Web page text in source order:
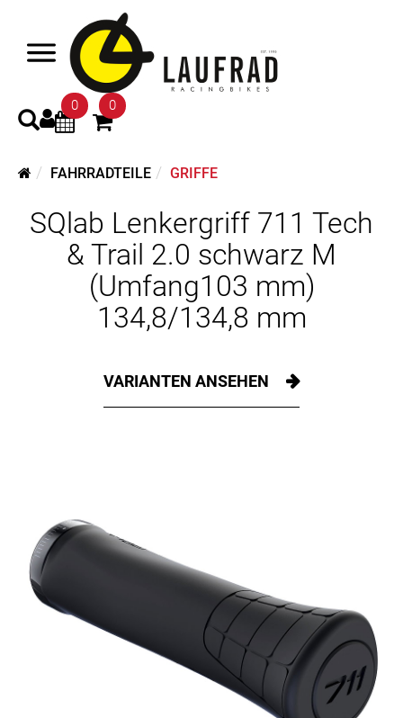
0 0
FAHRRADTEILE GRIFFE
SQlab Lenkergriff 711 Tech
& Trail 2.0 schwarz M
(Umfang103 mm)
134,8/134,8 mm
VARIANTEN ANSEHEN